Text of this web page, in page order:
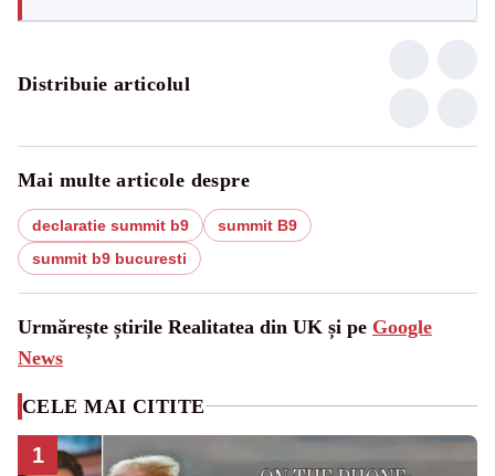
Distribuie articolul
Mai multe articole despre
declaratie summit b9
summit B9
summit b9 bucuresti
Urmărește știrile Realitatea din UK și pe Google
News
CELE MAI CITITE
1